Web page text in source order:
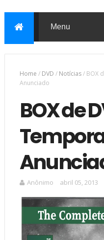
Home / DVD / Notícias/ BOX
Anunciado
BOX de
Anônimo abril 05, 2013